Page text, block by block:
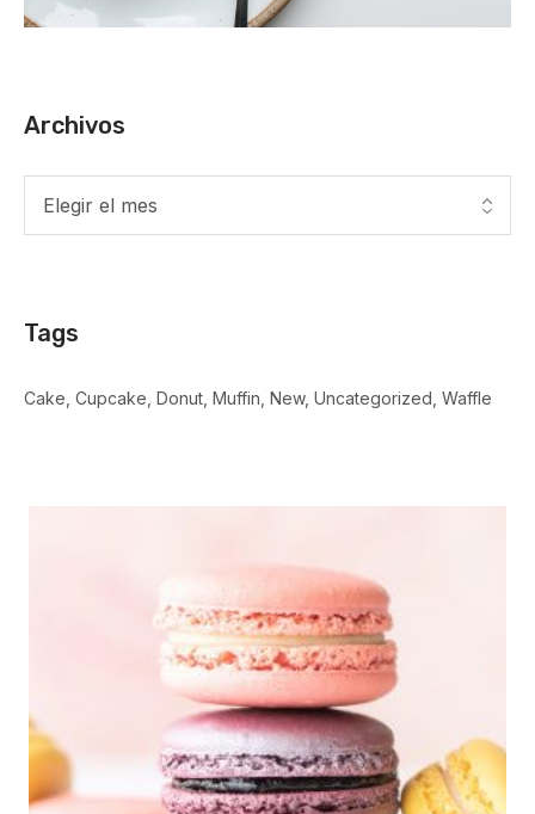
Archivos
Tags
Cake Cupcake Donut Muffin New Uncategorized Waffle